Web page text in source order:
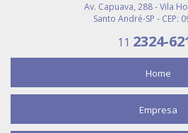
EMPRESA DE VASOS DE PRESSÃO
RESERVATÓRIO AR COMPRIMIDO PREÇO
TROCADOR DE CALOR COMPRAR
Av. Capuava, 288 - Vila
Santo André-SP - CEP:
11 2324-
Home
Empresa